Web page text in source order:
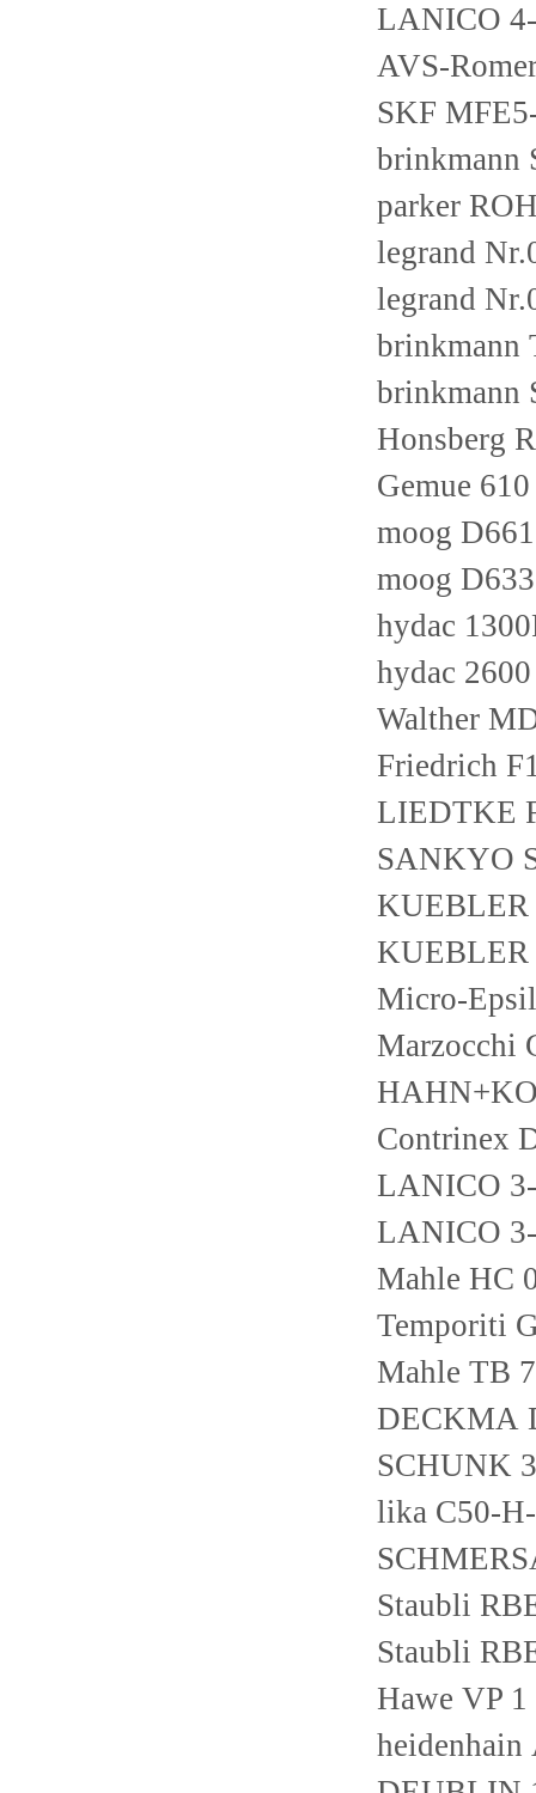
LANICO
AVS-
SKF
brinkmann
parker
legrand
legrand
brinkmann
brinkmann
Honsberg
Gemue
moog
moog
hydac
hydac
Walther
Friedrich
LIEDTKE
SANKYO
KUEBLER
KUEBLER
Micro-
Marzocchi
Contrinex
LANICO
LANICO
Mahle HC
Temporiti
Mahle TB
DECKMA
SCHUNK
lika C50-
Staubli
Staubli
Hawe VP